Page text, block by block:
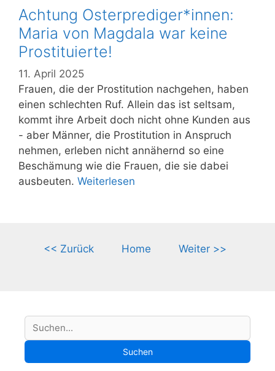
Achtung Osterprediger*innen:
Maria von Magdala war keine
Prostituierte!
11. April 2025
Frauen, die der Prostitution nachgehen, haben
einen schlechten Ruf. Allein das ist seltsam,
kommt ihre Arbeit doch nicht ohne Kunden aus
- aber Männer, die Prostitution in Anspruch
nehmen, erleben nicht annähernd so eine
Beschämung wie die Frauen, die sie dabei
ausbeuten. Weiterlesen
<< Zurück Home Weiter >>
S
u
c
Suchen
Suchen